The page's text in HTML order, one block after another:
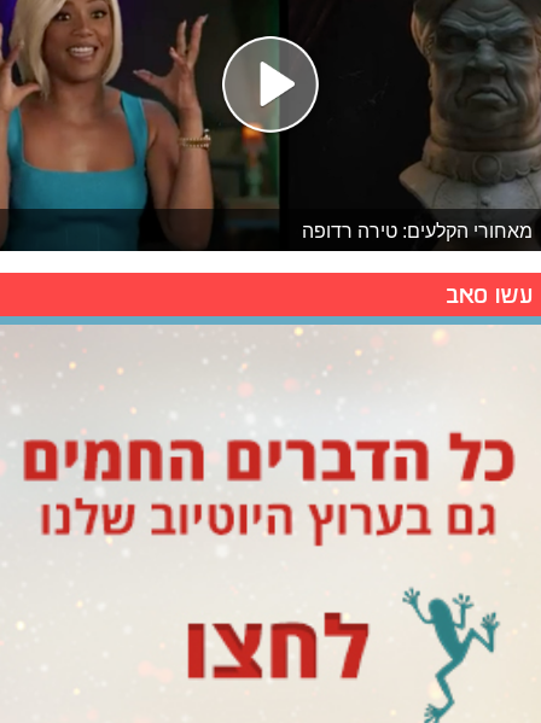
מאחורי הקלעים: טירה רדופה
עשו סאב